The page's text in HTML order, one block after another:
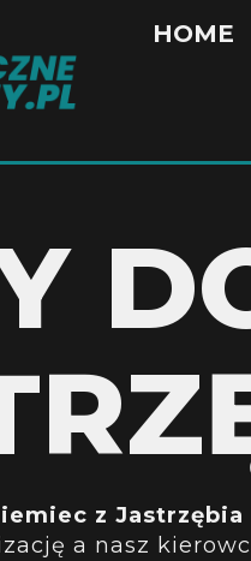
HOME
z
a nasz